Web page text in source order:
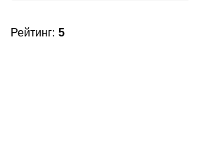
Рейтинг: 5